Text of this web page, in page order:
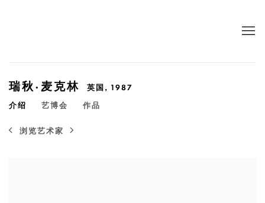
瑞秋·麦克林 英国,1987
介绍 艺博会 作品
浏览艺术家